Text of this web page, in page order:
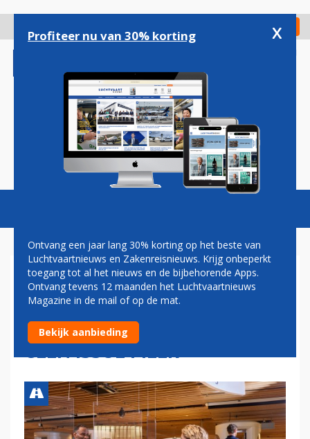
gaan
Check in
Magazine Podcasts Vacatures
SCHIPHOL-TOPMAN:
WACHTRIJEN BIJ
VEILIGHEIDSCONTROLES ZIJN
GEEN ISSUE MEER
Profiteer nu van 30% korting x
Ontvang een jaar lang 30% korting op het beste van
Luchtvaartnieuws en Zakenreisnieuws. Krijg onbeperkt
toegang tot al het nieuws en de bijbehorende Apps.
Ontvang tevens 12 maanden het Luchtvaartnieuws
Magazine in de mail of op de mat.
Bekijk aanbieding